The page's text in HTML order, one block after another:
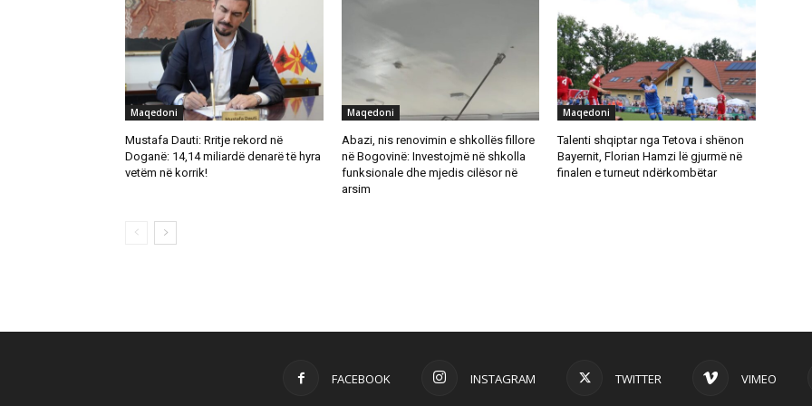
Maqedoni
Mustafa Dauti: Rritje rekord në
Doganë: 14,14 miliardë denarë të hyra
vetëm në korrik!
Maqedoni
Abazi, nis renovimin e shkollës fillore
në Bogovinë: Investojmë në shkolla
funksionale dhe mjedis cilësor në
arsim
Maqedoni
Talenti shqiptar nga Tetova i shënon
Bayernit, Florian Hamzi lë gjurmë në
finalen e turneut ndërkombëtar
FACEBOOK INSTAGRAM TWITTER VIMEO